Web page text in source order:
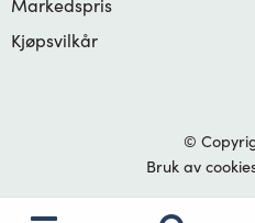
Kjøpsvilkår
©
Bruk av